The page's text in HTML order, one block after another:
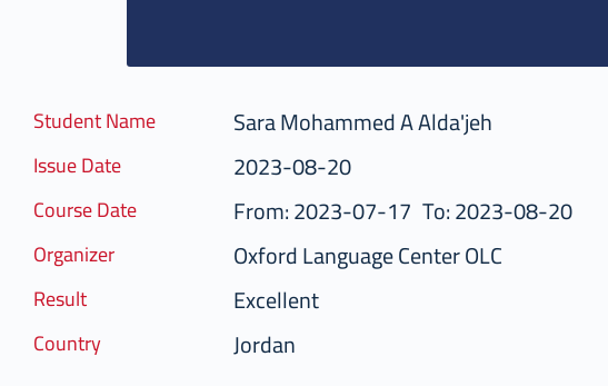
Student Name Sara Mohammed A Alda'jeh
Issue Date
2023-08-20
Course Date From: 2023-07-17 To: 2023-08-20
Organizer Oxford Language Center OLC
Result Excellent
Country Jordan